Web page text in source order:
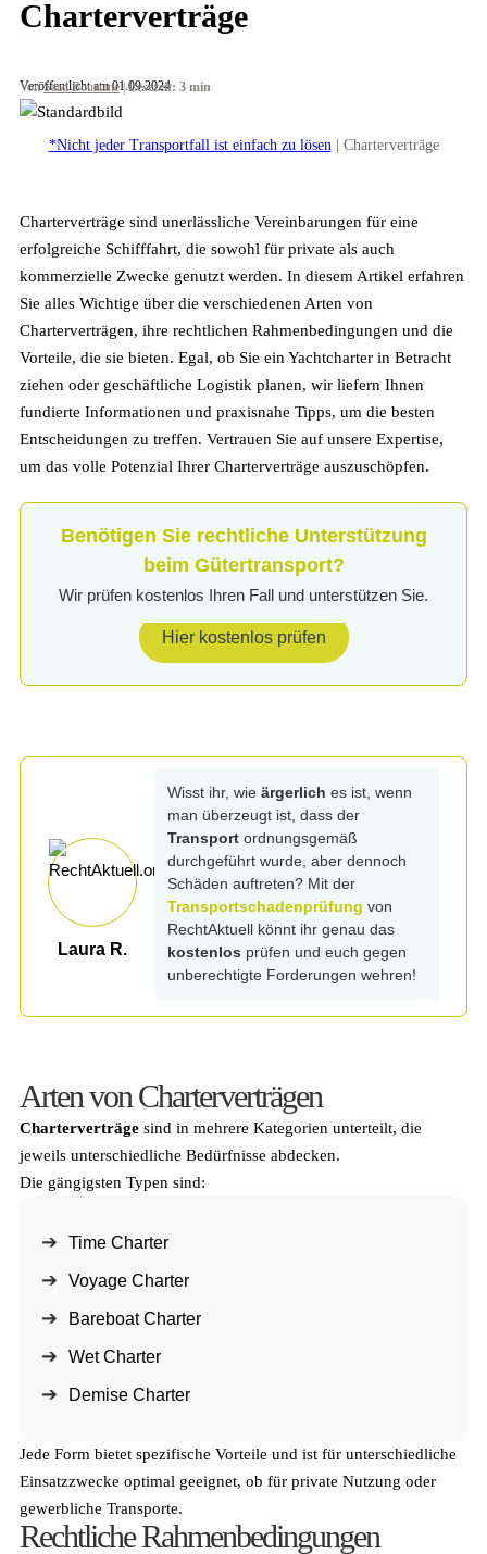
Charterverträge
Veröffentlicht am 01.09.2024
VonSaad Bouziane|Lesezeit: 3 min
*Nicht jeder Transportfall ist einfach zu lösen | Charterverträge
Charterverträge sind unerlässliche Vereinbarungen für eine
erfolgreiche Schifffahrt, die sowohl für private als auch
kommerzielle Zwecke genutzt werden. In diesem Artikel erfahren
Sie alles Wichtige über die verschiedenen Arten von
Charterverträgen, ihre rechtlichen Rahmenbedingungen und die
Vorteile, die sie bieten. Egal, ob Sie ein Yachtcharter in Betracht
ziehen oder geschäftliche Logistik planen, wir liefern Ihnen
fundierte Informationen und praxisnahe Tipps, um die besten
Entscheidungen zu treffen. Vertrauen Sie auf unsere Expertise,
um das volle Potenzial Ihrer Charterverträge auszuschöpfen.
Benötigen Sie rechtliche Unterstützung
beim Gütertransport?
Wir prüfen kostenlos Ihren Fall und unterstützen Sie.
Hier kostenlos prüfen
Laura R.
Wisst ihr, wie ärgerlich es ist, wenn
man überzeugt ist, dass der
Transport ordnungsgemäß
durchgeführt wurde, aber dennoch
Schäden auftreten? Mit der
Transportschadenprüfung von
RechtAktuell könnt ihr genau das
kostenlos prüfen und euch gegen
unberechtigte Forderungen wehren!
Arten von Charterverträgen
Charterverträge sind in mehrere Kategorien unterteilt, die
jeweils unterschiedliche Bedürfnisse abdecken.
Die gängigsten Typen sind:
Time Charter
Voyage Charter
Bareboat Charter
Wet Charter
Demise Charter
Jede Form bietet spezifische Vorteile und ist für unterschiedliche
Einsatzzwecke optimal geeignet, ob für private Nutzung oder
gewerbliche Transporte.
Rechtliche Rahmenbedingungen